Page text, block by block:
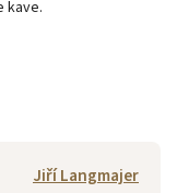
kave.
Jiří Langmajer